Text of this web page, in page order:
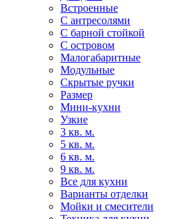
Встроенные
С антресолями
С барной стойкой
С островом
Малогабаритные
Модульные
Скрытые ручки
Размер
Мини-кухни
Узкие
3 кв. м.
5 кв. м.
6 кв. м.
9 кв. м.
Все для кухни
Варианты отделки
Мойки и смесители